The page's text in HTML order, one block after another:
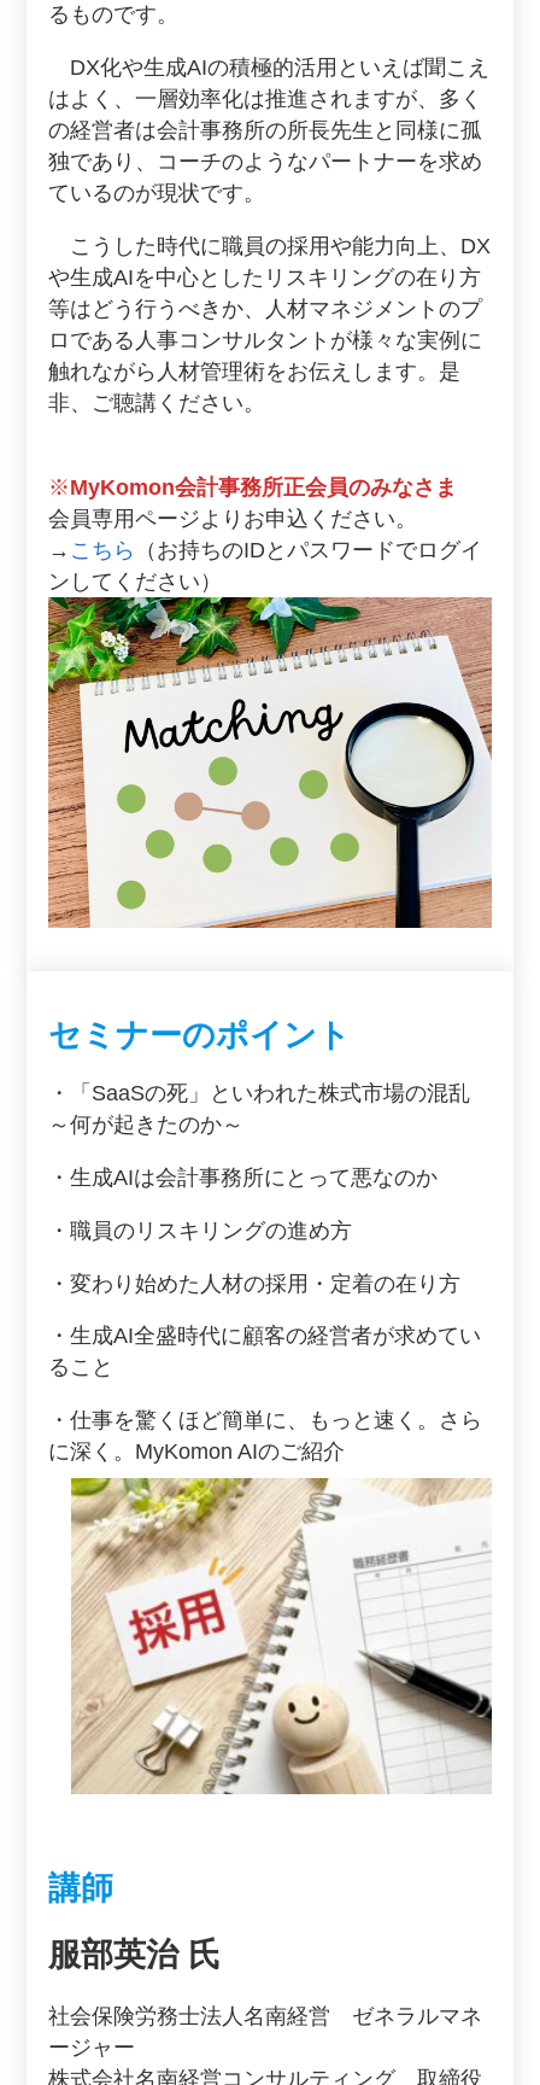
るものです。
DX化や生成AIの積極的活用といえば聞こえ
はよく、一層効率化は推進されますが、多く
の経営者は会計事務所の所長先生と同様に孤
独であり、コーチのようなパートナーを求め
ているのが現状です。
こうした時代に職員の採用や能力向上、DX
や生成AIを中心としたリスキリングの在り方
等はどう行うべきか、人材マネジメントのプ
ロである人事コンサルタントが様々な実例に
触れながら人材管理術をお伝えします。是
非、ご聴講ください。
※MyKomon会計事務所正会員のみなさま
会員専用ページよりお申込ください。
→ こちら
（お持ちのIDとパスワードでログイ
ンしてください）
セミナーのポイント
・「SaaSの死」といわれた株式市場の混乱
～何が起きたのか～
・生成AIは会計事務所にとって悪なのか
・職員のリスキリングの進め方
・変わり始めた人材の採用・定着の在り方
・生成AI全盛時代に顧客の経営者が求めてい
ること
・仕事を驚くほど簡単に、もっと速く。さら
に深く。MyKomon AIのご紹介
講師
服部英治 氏
社会保険労務士法人名南経営 ゼネラルマネ
ージャー
株式会社名南経営コンサルティング 取締役